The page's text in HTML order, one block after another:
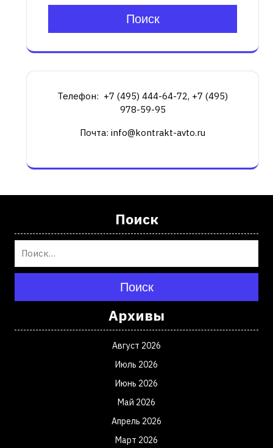
Поиск
Телефон: +7 (495) 444-64-72, +7 (495)
978-59-95
Почта: info@kontrakt-avto.ru
Поиск
Поиск
Архивы
Август 2026
Июль 2026
Июнь 2026
Май 2026
Апрель 2026
Март 2026